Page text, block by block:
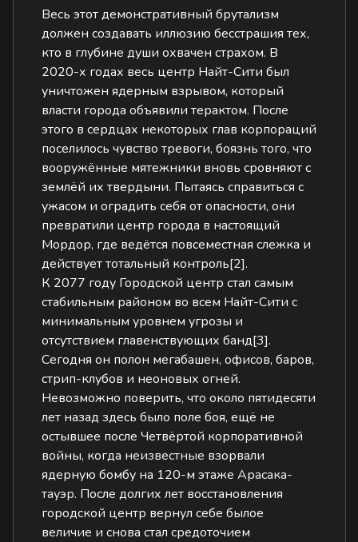
Весь этот демонстративный брутализм
должен создавать иллюзию бесстрашия тех,
кто в глубине души охвачен страхом. В
2020-х годах весь центр Найт-Сити был
уничтожен ядерным взрывом, который
власти города объявили терактом. После
этого в сердцах некоторых глав корпораций
поселилось чувство тревоги, боязнь того, что
вооружённые мятежники вновь сровняют с
землёй их твердыни. Пытаясь справиться с
ужасом и оградить себя от опасности, они
превратили центр города в настоящий
Мордор, где ведётся повсеместная слежка и
действует тотальный контроль[2].
К 2077 году Городской центр стал самым
стабильным районом во всем Найт-Сити с
минимальным уровнем угрозы и
отсутствием главенствующих банд[3].
Сегодня он полон мегабашен, офисов, баров,
стрип-клубов и неоновых огней.
Невозможно поверить, что около пятидесяти
лет назад здесь было поле боя, ещё не
остывшее после Четвёртой корпоративной
войны, когда неизвестные взорвали
ядерную бомбу на 120-м этажеАрасака-
тауэр. После долгих лет восстановления
городской центр вернул себе былое
величие и снова стал средоточием